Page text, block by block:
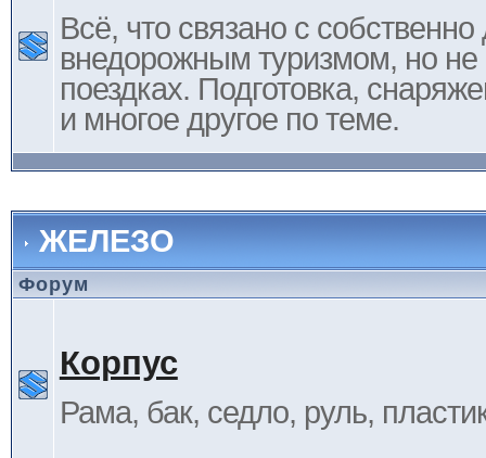
Всё, что связано с
внедорожным туризмом, но не
поездках. Подготовка,
и многое другое по теме.
ЖЕЛЕЗО
Форум
Корпус
Рама, бак, седло, руль,